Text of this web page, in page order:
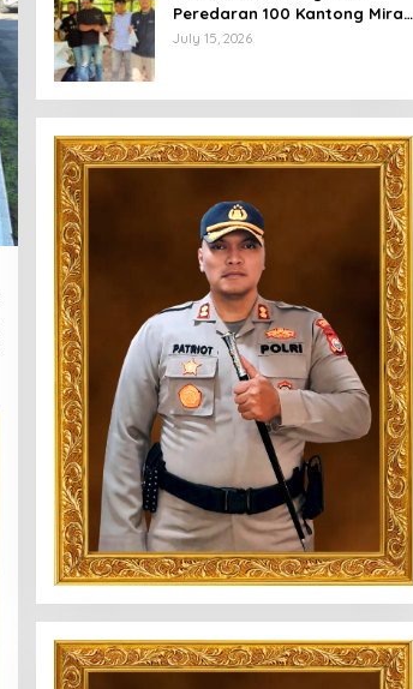
Peredaran 100 Kantong Miras
Cap Tikus, Diamankan dari
July 15, 2026